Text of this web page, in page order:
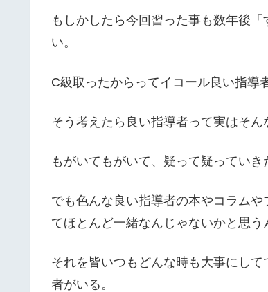
もしかしたら今回習った事も数年後
い。
C級取ったからってイコール良い指導
そう考えたら良い指導者って実はそん
もがいてもがいて、疑って疑っていき
でも色んな良い指導者の本やコラム
てほとんど一緒なんじゃないかと思う
それを皆いつもどんな時も大事にし
者がいる。